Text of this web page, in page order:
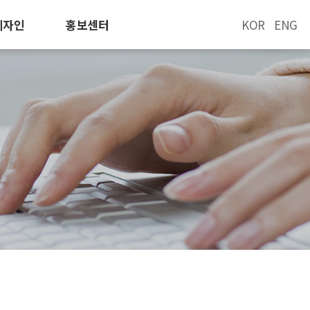
자인 홍보센터 KOR ENG